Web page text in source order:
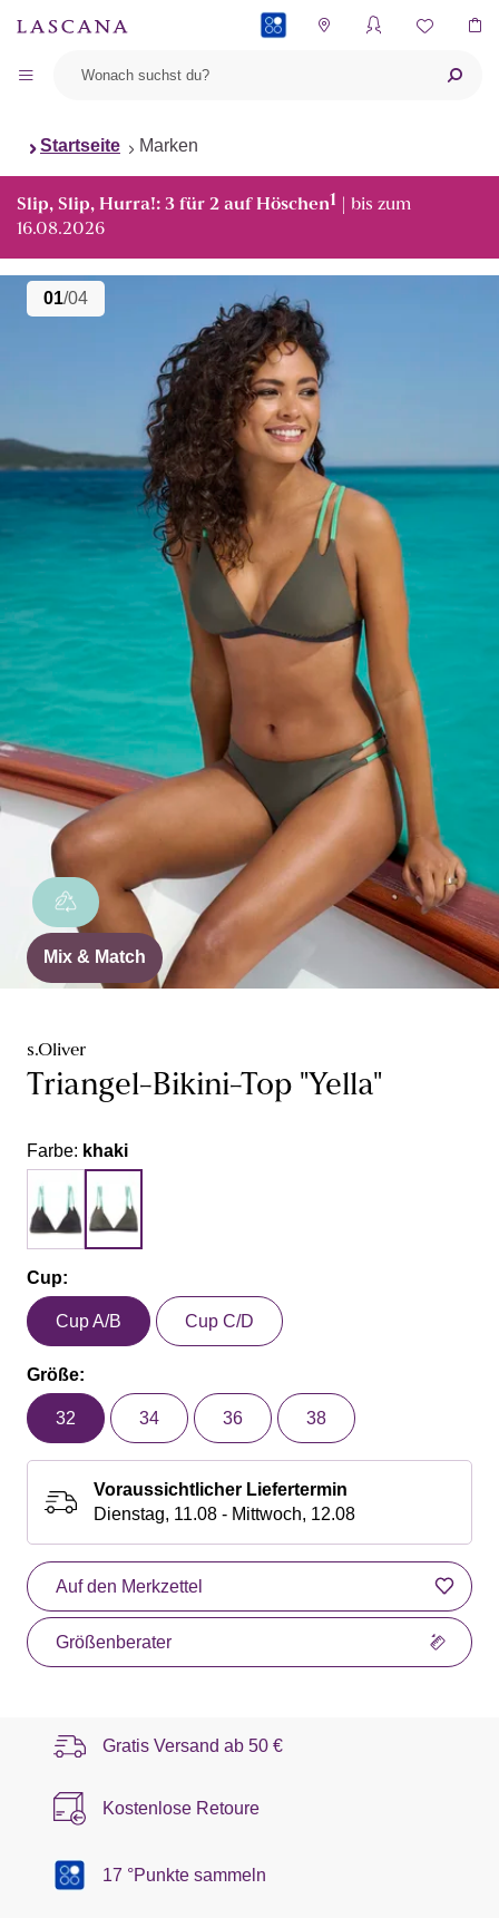
Startseite Marken
Slip, Slip, Hurra!: 3 für 2 auf Höschen1 | bis zum
16.08.2026
01/04
Mix & Match
s.Oliver
Triangel-Bikini-Top "Yella"
Farbe: khaki
Cup:
Cup A/B Cup C/D
Größe:
32 34 36 38
Voraussichtlicher Liefertermin
Dienstag, 11.08 - Mittwoch, 12.08
Auf den Merkzettel
Größenberater
Gratis Versand ab 50 €
Kostenlose Retoure
17 °Punkte sammeln